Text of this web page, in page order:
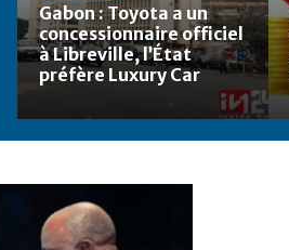
Gabon : Toyota a un
concessionnaire officiel
à Libreville, l’État
préfère Luxury Car